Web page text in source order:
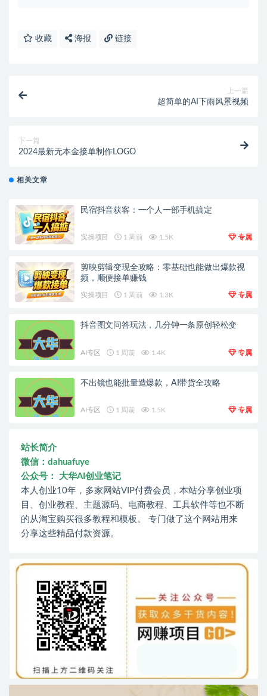
收藏 海报 链接
上一篇
超简单的AI下雨风景视频
下一篇
2024最新无本金接单制作LOGO
相关文章
民宿抖音获客：一个人一部手机搞定
实操项目 1 周前 1.5K 专属
剪映剪辑变现全攻略：零基础也能做出爆款视
频，顺便接单赚钱
实操项目 1 周前 1.3K 专属
抖音图文问答玩法，几分钟一条原创轻松变
AI专区 1 周前 1.4K 专属
不出镜也能批量造爆款，AI带货全攻略
AI专区 1 周前 1.5K 专属
站长简介
微信：dahuafuye
公众号： 大华AI创业笔记
本人创业10年，多家网站VIP付费会员，本站分享创业项
目、创业教程、主题源码、电商教程、工具软件等也不断
的从淘宝购买很多教程和模板。 专门做了这个网站用来
分享这些精品付款资源。